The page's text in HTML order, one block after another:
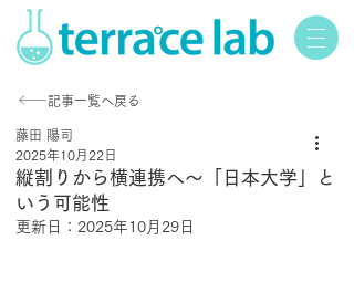
記事一覧へ戻る
縦割りから横連携へ～「日本大学」と
いう可能性
藤田 陽司
2025年10月22日
更新日： 2025年10月29日